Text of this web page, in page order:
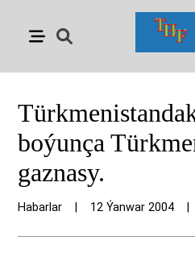
boýunça
gaznasy.
Habarlar 12 Ýanwar 2004